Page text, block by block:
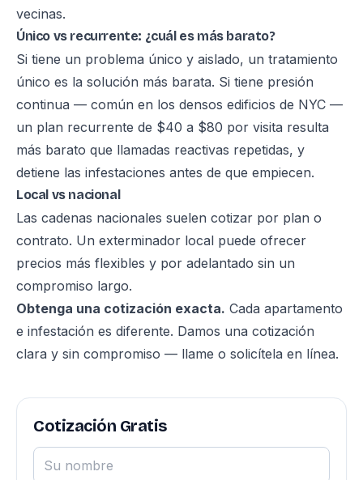
vecinas.
Único vs recurrente: ¿cuál es más barato?
Si tiene un problema único y aislado, un tratamiento
único es la solución más barata. Si tiene presión
continua — común en los densos edificios de NYC —
un plan recurrente de $40 a $80 por visita resulta
más barato que llamadas reactivas repetidas, y
detiene las infestaciones antes de que empiecen.
Local vs nacional
Las cadenas nacionales suelen cotizar por plan o
contrato. Un exterminador local puede ofrecer
precios más flexibles y por adelantado sin un
compromiso largo.
Obtenga una cotización exacta. Cada apartamento
e infestación es diferente. Damos una cotización
clara y sin compromiso — llame o solicítela en línea.
Cotización Gratis